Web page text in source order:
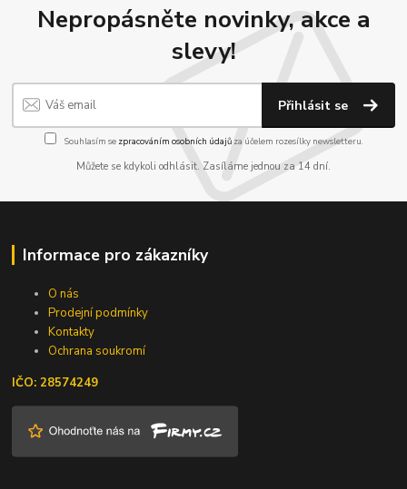
Nepropásněte novinky, akce a
slevy!
Přihlásit se
Souhlasím se zpracováním osobních údajůza účelem rozesílky newsletteru.
Můžete se kdykoli odhlásit. Zasíláme jednou za 14 dní.
Informace pro zákazníky
O nás
Prodejní podmínky
Kontakty
Ochrana soukromí
IČO: 28574249